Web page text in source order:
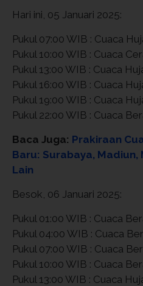
Hari ini, 05 Januari 2025:
Pukul 07:00 WIB : Cuaca
Pukul 10:00 WIB : Cuaca
Pukul 13:00 WIB : Cuaca
Pukul 16:00 WIB : Cuaca
Pukul 19:00 WIB : Cuaca
Pukul 22:00 WIB : Cuaca
Baca Juga: Prakiraan
Baru: Surabaya, Madiun,
Lain
Besok, 06 Januari 2025:
Pukul 01:00 WIB : Cuaca
Pukul 04:00 WIB : Cuaca
Pukul 07:00 WIB : Cuaca
Pukul 10:00 WIB : Cuaca
Pukul 13:00 WIB : Cuaca